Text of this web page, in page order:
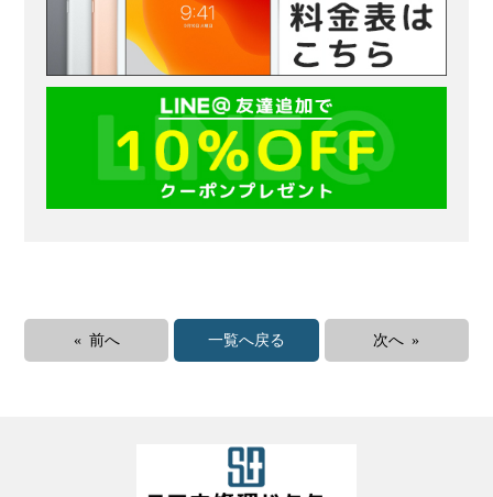
« 前へ 一覧へ戻る 次へ »